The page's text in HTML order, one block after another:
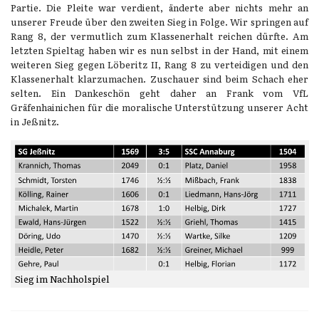
Partie. Die Pleite war verdient, änderte aber nichts mehr an
unserer Freude über den zweiten Sieg in Folge. Wir springen auf
Rang 8, der vermutlich zum Klassenerhalt reichen dürfte. Am
letzten Spieltag haben wir es nun selbst in der Hand, mit einem
weiteren Sieg gegen Löberitz II, Rang 8 zu verteidigen und den
Klassenerhalt klarzumachen. Zuschauer sind beim Schach eher
selten. Ein Dankeschön geht daher an Frank vom VfL
Gräfenhainichen für die moralische Unterstützung unserer Acht
in Jeßnitz.
Sieg im Nachholspiel